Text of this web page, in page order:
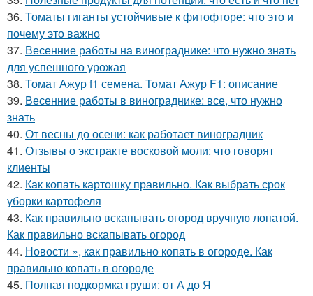
36. Томаты гиганты устойчивые к фитофторе: что это и
почему это важно
37. Весенние работы на винограднике: что нужно знать
для успешного урожая
38. Томат Ажур f1 семена. Томат Ажур F1: описание
39. Весенние работы в винограднике: все, что нужно
знать
40. От весны до осени: как работает виноградник
41. Отзывы о экстракте восковой моли: что говорят
клиенты
42. Как копать картошку правильно. Как выбрать срок
уборки картофеля
43. Как правильно вскапывать огород вручную лопатой.
Как правильно вскапывать огород
44. Новости », как правильно копать в огороде. Как
правильно копать в огороде
45. Полная подкормка груши: от А до Я